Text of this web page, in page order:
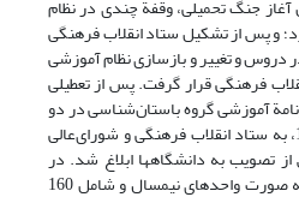
آغاز جنگ تحمیلی، وقفة چندی در نظام
و پس از تشکیل ستاد انقلاب فرهنگی
دروس و تغییر و بازسازی نظام آموزشی
فرهنگی قرار گرفت. پس از تعطیلی
در مهرماه 1359، برنامة آموزشی گروه باستان‌شناسی در دو
نوبت، در سالهای 1361 و 1365، به ستاد انقلاب فرهنگی و شورای‌عالی
تصویب به دانشگاهها ابلاغ شد. در
برنامة نخست، نظام آموزشی به صورت واحدهای نیمسال و شامل 160